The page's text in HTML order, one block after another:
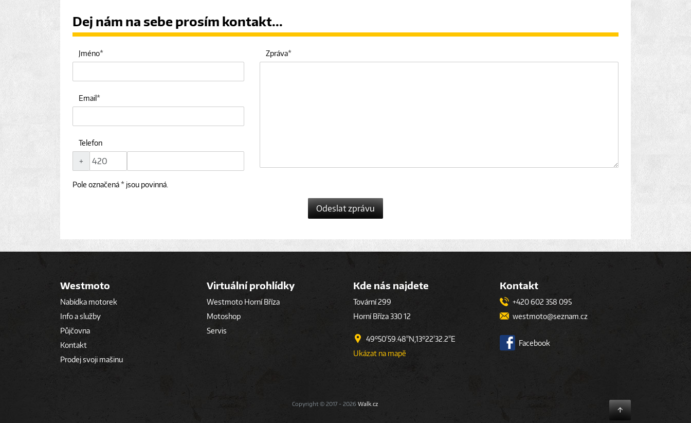
Dej nám na sebe prosím kontakt...
Jméno
Email
Telefon
+
Zpráva
Pole označená * jsou povinná.
Odeslat zprávu
Westmoto
Nabídka motorek
Info a služby
Půjčovna
Kontakt
Prodej svoji mašinu
Virtuální prohlídky
Westmoto Horní Bříza
Motoshop
Servis
Kde nás najdete
Tovární 299
Horní Bříza 330 12
49°50'59.48"N,13°22'32.2"E
Ukázat na mapě
Kontakt
+420 602 358 095
westmoto@seznam.cz
Facebook
↑
Copyright © 2017 - 2026 Walk.cz